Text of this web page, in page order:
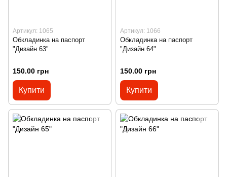
Артикул: 1065
Обкладинка на паспорт
"Дизайн 63"
150.00 грн
Купити
Артикул: 1066
Обкладинка на паспорт
"Дизайн 64"
150.00 грн
Купити